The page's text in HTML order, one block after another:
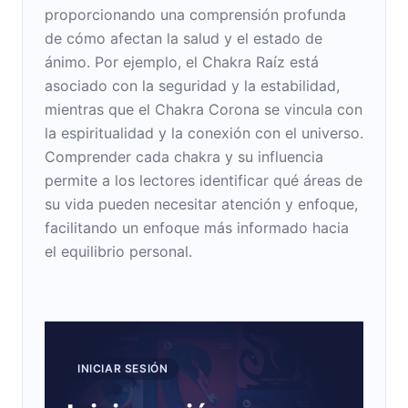
proporcionando una comprensión profunda
de cómo afectan la salud y el estado de
ánimo. Por ejemplo, el Chakra Raíz está
asociado con la seguridad y la estabilidad,
mientras que el Chakra Corona se vincula con
la espiritualidad y la conexión con el universo.
Comprender cada chakra y su influencia
permite a los lectores identificar qué áreas de
su vida pueden necesitar atención y enfoque,
facilitando un enfoque más informado hacia
el equilibrio personal.
INICIAR SESIÓN